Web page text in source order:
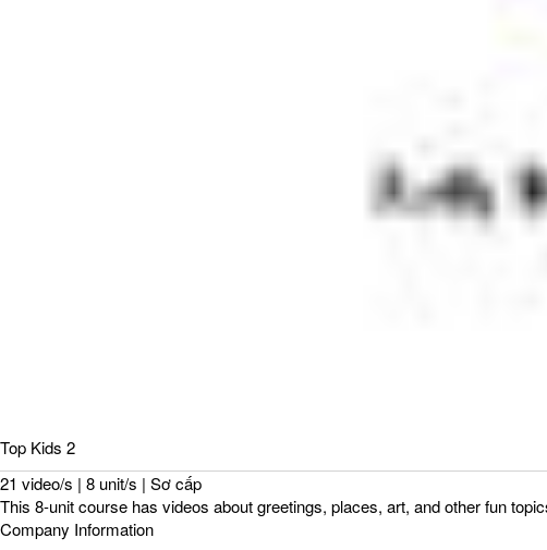
Top Kids 2
21 video/s | 8 unit/s | Sơ cấp
This 8-unit course has videos about greetings, places, art, and other fun
Company Information